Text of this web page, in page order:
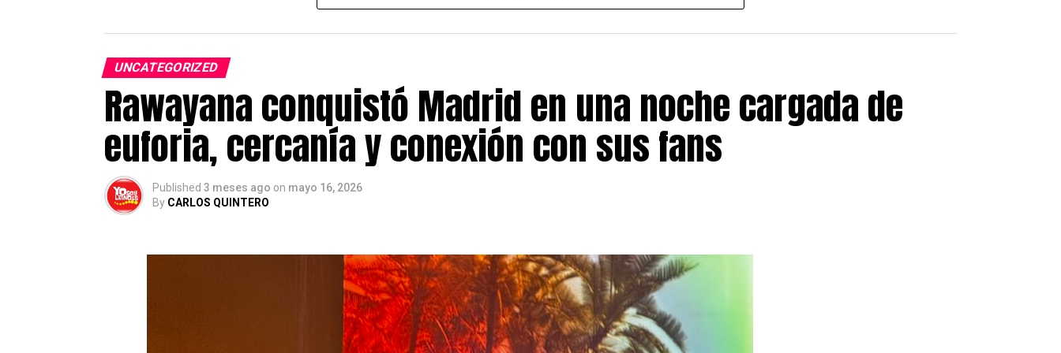
YosoyLatino.es es un medio digital dedicado a informar y conectar a la comunidad latina en España, ofreciendo cobertura
de actualidad, inmigración, emprendimiento, cultura y acontecimientos de interés para millones de latinoamericanos
residentes en el país.
Post Views: 446
De acuerdo con los datos oficiales del Ministerio de Inclusión,609.737 expedientes ya han sido tramitados y se
encuentran en fase de instrucción, mientras que alrededor de 11.000 solicitudes ya cuentan con una resolución
UNCATEGORIZED
Rawayana conquistó Madrid en una noche cargada de
euforia, cercanía y conexión con sus fans
Published 3 meses ago on mayo 16, 2026
By CARLOS QUINTERO